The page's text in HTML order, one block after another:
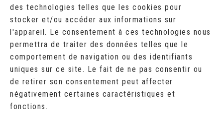
des technologies telles que les cookies pour
stocker et/ou accéder aux informations sur
l'appareil. Le consentement à ces technologies nous
permettra de traiter des données telles que le
comportement de navigation ou des identifiants
uniques sur ce site. Le fait de ne pas consentir ou
de retirer son consentement peut affecter
négativement certaines caractéristiques et
fonctions.
L M M J V S
D
1
2
3
4 5 6 7 8
9
10 11 12 13 14 15
16
17
18 19 20 21 22 23
24
25 26 27 28 29 30
« Juil
RECHERCHER